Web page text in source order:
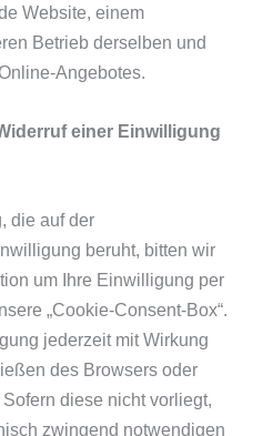
Website, einem
Betrieb derselben und
Angebotes.
einer Einwilligung
die auf der
beruht, bitten wir
um Ihre Einwilligung per
„Cookie-Consent-Box“.
jederzeit mit Wirkung
des Browsers oder
diese nicht vorliegt,
zwingend notwendigen